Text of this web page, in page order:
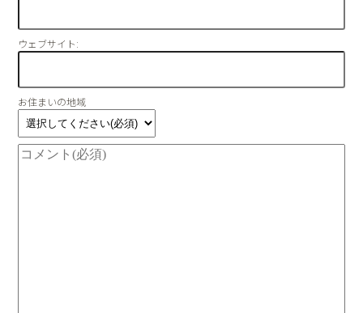
ウェブサイト:
お住まいの地域